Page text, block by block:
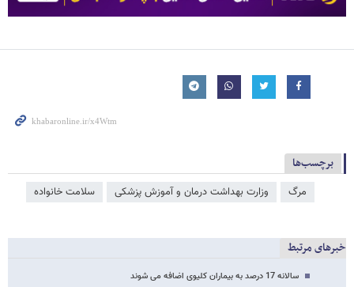
برچسب‌ها
مرگ وزارت بهداشت درمان و آموزش پزشکی سلامت خانواده
خبرهای مرتبط
سالانه 17 درصد به بیماران کلیوی اضافه می شوند